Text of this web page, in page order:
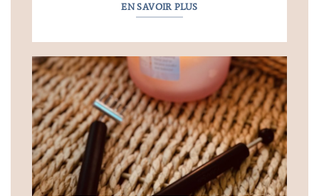
EN SAVOIR PLUS